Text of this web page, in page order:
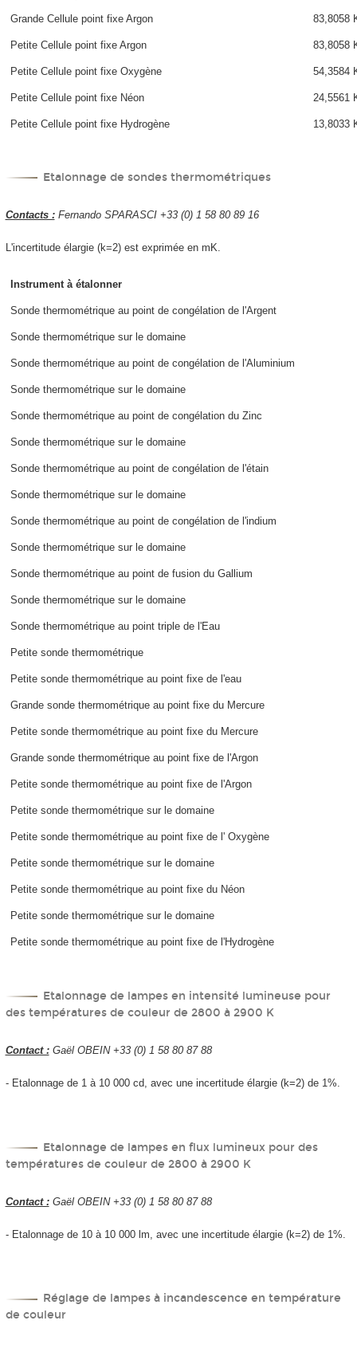
Grande Cellule point fixe Argon 83,8058
Petite Cellule point fixe Argon 83,8058
Petite Cellule point fixe Oxygène 54,3584
Petite Cellule point fixe Néon 24,5561
Petite Cellule point fixe Hydrogène 13,8033
Etalonnage de sondes thermométriques
Contacts :Fernando SPARASCI +33 (0) 1 58 80 89 16
L'incertitude élargie (k=2) est exprimée en mK.
Instrument à étalonner
Sonde thermométrique au point de congélation de l'Argent
Sonde thermométrique sur le domaine
Sonde thermométrique au point de congélation de l'Aluminium
Sonde thermométrique sur le domaine
Sonde thermométrique au point de congélation du Zinc
Sonde thermométrique sur le domaine
Sonde thermométrique au point de congélation de l'étain
Sonde thermométrique sur le domaine
Sonde thermométrique au point de congélation de l'indium
Sonde thermométrique sur le domaine
Sonde thermométrique au point de fusion du Gallium
Sonde thermométrique sur le domaine
Sonde thermométrique au point triple de l'Eau
Petite sonde thermométrique
Petite sonde thermométrique au point fixe de l'eau
Grande sonde thermométrique au point fixe du Mercure
Petite sonde thermométrique au point fixe du Mercure
Grande sonde thermométrique au point fixe de l'Argon
Petite sonde thermométrique au point fixe de l'Argon
Petite sonde thermométrique sur le domaine
Petite sonde thermométrique au point fixe de l' Oxygène
Petite sonde thermométrique sur le domaine
Petite sonde thermométrique au point fixe du Néon
Petite sonde thermométrique sur le domaine
Petite sonde thermométrique au point fixe de l'Hydrogène
Etalonnage de lampes en intensité lumineuse pour
des températures de couleur de 2800 à 2900 K
Contact :Gaël OBEIN +33 (0) 1 58 80 87 88
- Etalonnage de 1 à 10 000 cd, avec une incertitude élargie (k=2) de 1%.
Etalonnage de lampes en flux lumineux pour des
températures de couleur de 2800 à 2900 K
Contact :Gaël OBEIN +33 (0) 1 58 80 87 88
- Etalonnage de 10 à 10 000 lm, avec une incertitude élargie (k=2) de 1%.
Réglage de lampes à incandescence en température
de couleur